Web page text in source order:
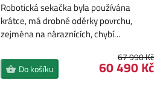
Robotická sekačka byla používána
krátce, má drobné oděrky povrchu,
zejména na náraznících, chybí…
67 990 Kč
60 490 Kč
Do košíku